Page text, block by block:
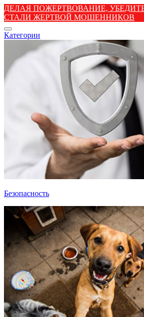
ДЕЛАЯ ПОЖЕРТВОВАНИЕ,
СТАЛИ ЖЕРТВОЙ МОШЕННИКОВ
Категории
Безопасность